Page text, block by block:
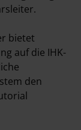
bietet
auf die IHK-
den